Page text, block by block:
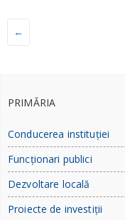
←
PRIMĂRIA
Conducerea instituției
Funcționari publici
Dezvoltare locală
Proiecte de investiții